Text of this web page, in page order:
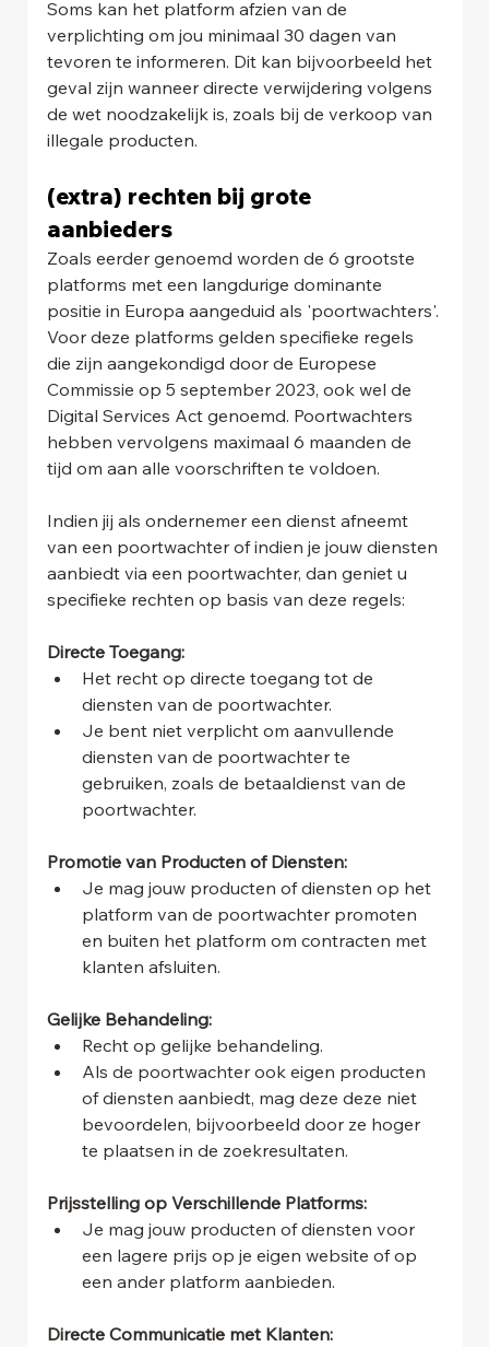
Soms kan het platform afzien van de
verplichting om jou minimaal 30 dagen van
tevoren te informeren. Dit kan bijvoorbeeld het
geval zijn wanneer directe verwijdering volgens
de wet noodzakelijk is, zoals bij de verkoop van
illegale producten.
(extra) rechten bij grote
aanbieders
Zoals eerder genoemd worden de 6 grootste
platforms met een langdurige dominante
positie in Europa aangeduid als 'poortwachters'.
Voor deze platforms gelden specifieke regels
die zijn aangekondigd door de Europese
Commissie op 5 september 2023, ook wel de
Digital Services Act genoemd. Poortwachters
hebben vervolgens maximaal 6 maanden de
tijd om aan alle voorschriften te voldoen.
Indien jij als ondernemer een dienst afneemt
van een poortwachter of indien je jouw diensten
aanbiedt via een poortwachter, dan geniet u
specifieke rechten op basis van deze regels:
Directe Toegang:
Het recht op directe toegang tot de
diensten van de poortwachter.
Je bent niet verplicht om aanvullende
diensten van de poortwachter te
gebruiken, zoals de betaaldienst van de
poortwachter.
Promotie van Producten of Diensten:
Je mag jouw producten of diensten op het
platform van de poortwachter promoten
en buiten het platform om contracten met
klanten afsluiten.
Gelijke Behandeling:
Recht op gelijke behandeling.
Als de poortwachter ook eigen producten
of diensten aanbiedt, mag deze deze niet
bevoordelen, bijvoorbeeld door ze hoger
te plaatsen in de zoekresultaten.
Prijsstelling op Verschillende Platforms:
Je mag jouw producten of diensten voor
een lagere prijs op je eigen website of op
een ander platform aanbieden.
Directe Communicatie met Klanten: